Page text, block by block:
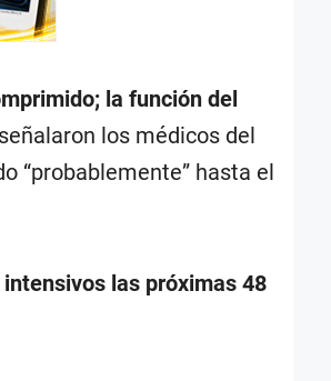
la función del
los médicos del
“probablemente” hasta el
las próximas 48